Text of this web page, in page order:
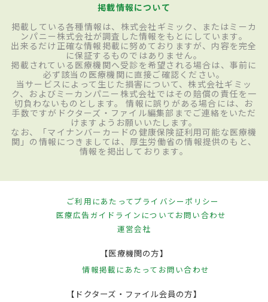
掲載情報について
掲載している各種情報は、株式会社ギミック、またはミーカ
ンパニー株式会社が調査した情報をもとにしています。
出来るだけ正確な情報掲載に努めておりますが、内容を完全
に保証するものではありません。
掲載されている医療機関へ受診を希望される場合は、事前に
必ず該当の医療機関に直接ご確認ください。
当サービスによって生じた損害について、株式会社ギミッ
ク、およびミーカンパニー株式会社ではその賠償の責任を一
切負わないものとします。 情報に誤りがある場合には、お
手数ですがドクターズ・ファイル編集部までご連絡をいただ
けますようお願いいたします。
なお、「マイナンバーカードの健康保険証利用可能な医療機
関」の情報につきましては、厚生労働省の情報提供のもと、
情報を掲出しております。
ご利用にあたってプライバシーポリシー
医療広告ガイドラインについてお問い合わせ
運営会社
【医療機関の方】
情報掲載にあたって お問い合わせ
【ドクターズ・ファイル会員の方】